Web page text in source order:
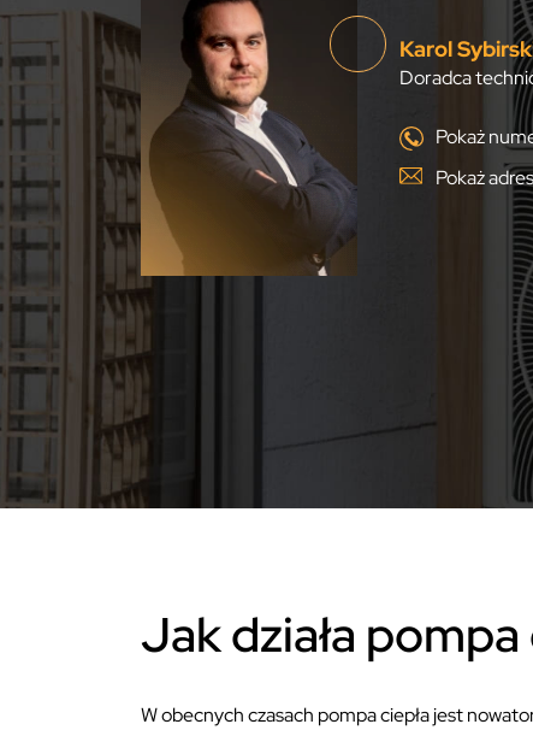
Karol
Doradca
Pokaż
Pokaż
Jak działa pompa
W obecnych czasach pompa ciepła jest